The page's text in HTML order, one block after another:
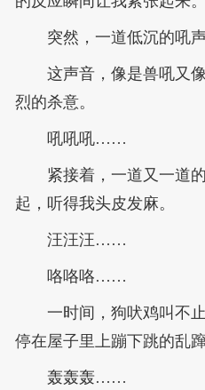
突然，一道低沉的吼
这声音，像是兽吼又
烈的杀意。
吼吼吼……
紧接着，一道又一道
起，听得我头皮发麻。
汪汪汪……
咯咯咯……
一时间，狗吠鸡叫不
停在屋子里上蹦下跳的乱蹿
轰轰轰……